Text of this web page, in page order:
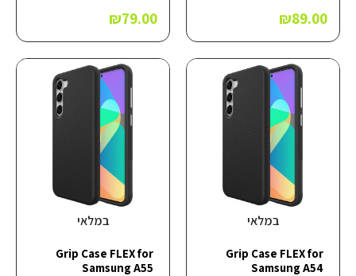
₪89.00
₪79.00
במלאי
Grip Case FLEX for
Samsung A54
במלאי
Grip Case FLEX for
Samsung A55